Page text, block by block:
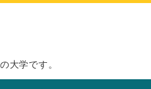
大学です。